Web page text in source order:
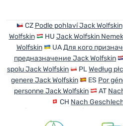
Anmelden /
Registrieren
CZ Podle pohlaví Jack Wolfskin
Wolfskin
HU Jack Wolfskin
Wolfskin
UAДля кого
предназначение Jack Wolfskin
spolu Jack Wolfskin
PLWedług
genere Jack Wolfskin
ES Por
personne Jack Wolfskin
AT
CH Nach